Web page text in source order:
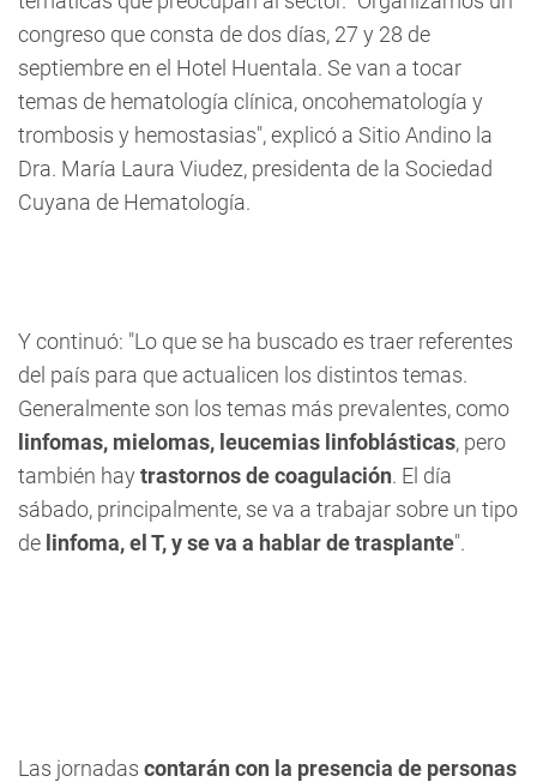
congreso que consta de dos días, 27 y 28 de
septiembre en el Hotel Huentala. Se van a tocar
temas de hematología clínica, oncohematología y
trombosis y hemostasias", explicó a Sitio Andino la
Dra. María Laura Viudez, presidenta de la Sociedad
Cuyana de Hematología.
Y continuó: "Lo que se ha buscado es traer referentes
del país para que actualicen los distintos temas.
Generalmente son los temas más prevalentes, como
linfomas, mielomas, leucemias linfoblásticas, pero
también hay trastornos de coagulación. El día
sábado, principalmente, se va a trabajar sobre un tipo
de linfoma, el T, y se va a hablar de trasplante".
Las jornadas contarán con la presencia de personas